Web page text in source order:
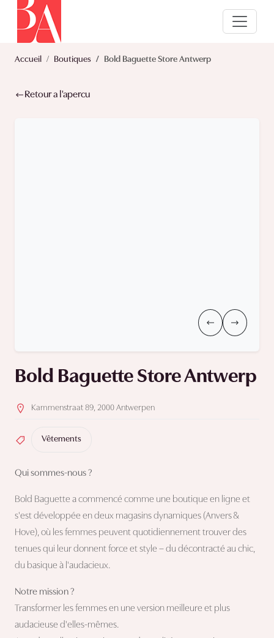
Accueil Boutiques Bold Baguette Store Antwerp
Retour a l'apercu
Bold Baguette Store Antwerp
Kammenstraat 89, 2000 Antwerpen
Vêtements
Qui sommes-nous ?
Bold Baguette a commencé comme une boutique en ligne et
s'est développée en deux magasins dynamiques (Anvers &
Hove), où les femmes peuvent quotidiennement trouver des
tenues qui leur donnent force et style – du décontracté au chic,
du basique à l'audacieux.
Notre mission ?
Transformer les femmes en une version meilleure et plus
audacieuse d'elles-mêmes.